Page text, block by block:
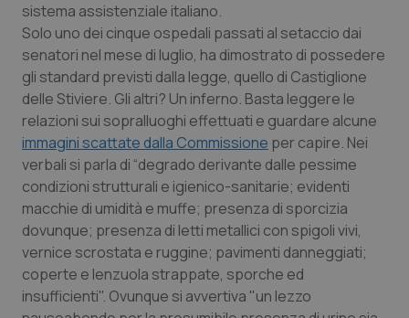
Piemonte
Provincia Autonoma di Bolzano
Provincia Autonoma di Trento
Puglia
Sardegna
Sicilia
Toscana
HIV
Infezioni & Febbre
Ipertensione & Scompenso
Malattie rare
Malattia di Crohn & Rettocolite Ulcerosa
Neuroscienze & patologie neurodegenerative
Obesità
sistema assistenziale italiano.
Solo uno dei cinque ospedali passati al setaccio dai
senatori nel mese di luglio, ha dimostrato di possedere
gli standard previsti dalla legge, quello di Castiglione
delle Stiviere. Gli altri? Un inferno. Basta leggere le
relazioni sui sopralluoghi effettuati e guardare alcune
immagini scattate dalla Commissione per capire. Nei
verbali si parla di “degrado derivante dalle pessime
condizioni strutturali e igienico-sanitarie; evidenti
macchie di umidità e muffe; presenza di sporcizia
dovunque; presenza di letti metallici con spigoli vivi,
vernice scrostata e ruggine; pavimenti danneggiati;
coperte e lenzuola strappate, sporche ed
insufficienti". Ovunque si avvertiva "un lezzo